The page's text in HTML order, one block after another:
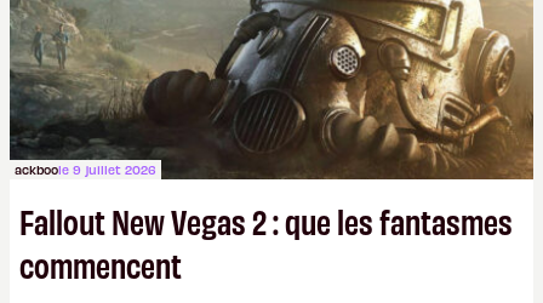
ackboole 9 juillet 2026
Fallout New Vegas 2 : que les fantasmes
commencent